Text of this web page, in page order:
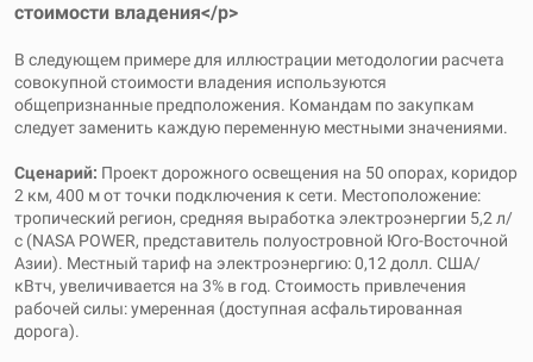
стоимости владения</p>
В следующем примере для иллюстрации методологии расчета
совокупной стоимости владения используются
общепризнанные предположения. Командам по закупкам
следует заменить каждую переменную местными значениями.
Сценарий: Проект дорожного освещения на 50 опорах, коридор
2 км, 400 м от точки подключения к сети. Местоположение:
тропический регион, средняя выработка электроэнергии 5,2 л/
с (NASA POWER, представитель полуостровной Юго-Восточной
Азии). Местный тариф на электроэнергию: 0,12 долл. США/
кВтч, увеличивается на 3% в год. Стоимость привлечения
рабочей силы: умеренная (доступная асфальтированная
дорога).